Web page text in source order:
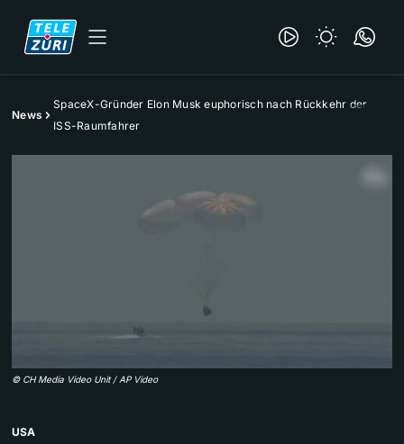
News
SpaceX-Gründer Elon Musk euphorisch nach Rückkehr der
ISS-Raumfahrer
© CH Media Video Unit / AP Video
USA